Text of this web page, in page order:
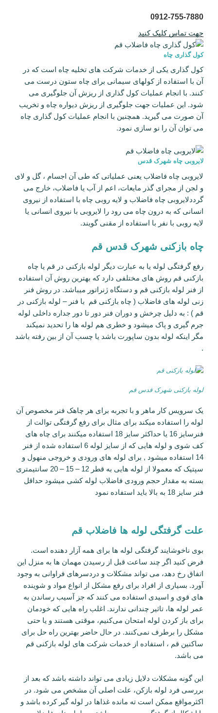
0912-755-7880
جهت تماس کلیک کنید
کول گذاری چاه
کول گذاری یکی از خدمات شرکت های تخلیه چاه است که در
آن با استفاده از کولهای سیمانی برای چاه ستون درست می
کنند. با انجام عملیات کول گذاری از ریزش آن جلوگیری می
شود. این عملیات جهت جلوگیری از ریزش دیواره چاه و تخریب
آن صورت می گیرید. همچنین با انجام عملیات کول گذاری چاه
می توان آن را نو سازی نمود.
لایروبی چاه شهرک قدس
لایروبی چاه فاضلاب یعنی عملیاتی که طی آن اجسام ، گل و لای
و لجن از مجرای گذر مایعات، اعم از آب یا فاضلاب، خارج می
گرددلایروبی چاه فاضلاب و لایه روبی چاه با استفاده از نیروی
انسانی که به درون چاه می رود را لایروبی با نیروی انسانی یا
لایه روبی با نفر با استفاده از مقنی گویند.
چاه بازکنی شهرک قدس قم
رفع گرفتگی لوله یا به عبارت دیگر لوله بازکنی در قم یا چاه
بازکنی قم روش های مختلفی دارد که بهترین روش آن استفاده
از فنر لوله بازکنی قم و دستگاه ژنراتور میباشد. در روش فنر
زنی لوله های فاضلاب ( چاه بازکنی قم با فنر – لوله بازکنی در
قم ) : به دلیل چرخش و دوران فنر دور تا دور جداره داخلی لوله
جرم گیری و پاک میشود و خطری هم لوله ها را تحدید نمیکند
مگر اینکه لوله بدون ساپورت باشد یا چسب آن از بین رفته باشد
.
لوله بازکنی شهرک قدس قم
یک سرویس کار ماهر و با تجربه برای هر چاهک فنر مخصوص آن
لوله را استفاده میکند برای مثال برای رفع گرفتگی توالت از
فنرسایز 16 یا حداکثر سایز 18 استفاده میکنند برای چاه های
کف شوی و لوله هایی که از سایز لوله 6 استفاده شده از فنر
14 استفاده میشود , برای لوله های ورودی و خروجی منهول و
سپتیک که معمولا از لوله هایی به قطر 12 – 15 – 20 سانتیمتری
بسته به مقدار حجم ورودی فاضلاب لوله کشی میشود حداقل
فنر سایز 18 به بالا باید استفاده نمود
علت گرفتگی لوله ها فاضلاب قم
بوی ناخوشایند گرفتگی لوله‌ ها برای همه آزار ‌دهنده است.
فرض کنید اگر چند ساعت قبل از رسیدن مهمان ‌ها به منزل این
اتفاق رخ دهد، می تواند مشکلات و دردسرهای فراوانی به وجود
آورد. بسیاری از افراد برای رفع مشکل از انواع مواد و شوینده‌
های قوی و اسیدی استفاده می کنند که جز آسیب رساندن به
عمر لوله ها، تاثیر چندانی ندارند. اغلب راه‌ ها‌یی که خودمان
برای باز کردن لوله امتحان می‌کنیم، موقتی هستند و یا حتی
مشکل را برطرف نمی‌کنند. در حال حاضر بهترین راه حل برای
ساکنین قم ، استفاده از خدمات شرکت های لوله بازکنی قم
می باشد.
این گونه مشکلات دلایل زیادی می تواند داشته باشد که بعد از
بررسی فرد لوله بازکن، علت اصلی آن مشخص می شود. در
اکثرمواقع ممکن است ته‌ مانده‌ غذا‌ها در لوله گیر کرده باشد و